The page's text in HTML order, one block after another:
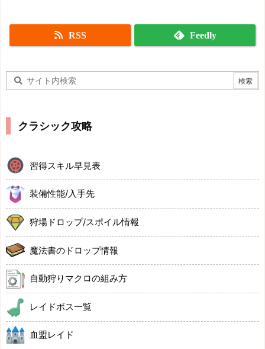
RSS Feedly
クラシック攻略
習得スキル早見表
装備性能/入手先
狩場ドロップ/スポイル情報
魔法書のドロップ情報
自動狩りマクロの組み方
レイドボス一覧
血盟レイド